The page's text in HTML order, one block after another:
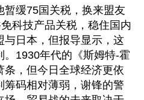
暂缓75国关税，换来盟友
科技产品关税，稳住国内
与日本，但报导显示，这
1930年代的《斯姆特-霍
，但今日全球经济更依
筹码相对薄弱，谢锋的警